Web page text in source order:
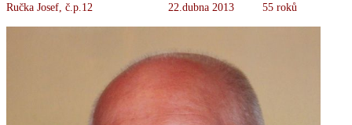
Ručka Josef, č.p.12 22.dubna 2013 55 roků